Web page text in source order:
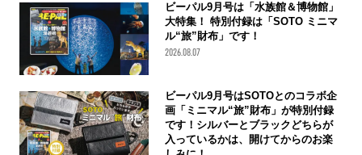
ビーパル9月号は「水族館＆博物館」
大特集！ 特別付録は「SOTO ミニマ
ル“旅”財布」です！
2026.08.07
ビーパル9月号はSOTOとのコラボ企
画「ミニマル“旅”財布」が特別付録
です！シルバーとブラックどちらが
入っているかは、開けてからのお楽